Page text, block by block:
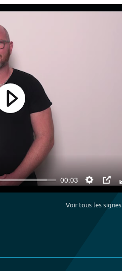
00:03
Settings
PIP
Play
Voir tous les signes